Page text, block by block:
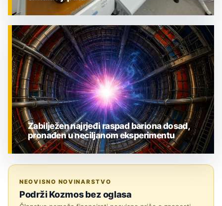
ZNANOST
Zabilježen najrjeđi raspad bariona dosad,
pronađen u neciljanom eksperimentu
NEOVISNO NOVINARSTVO
Podrži Kozmos bez oglasa